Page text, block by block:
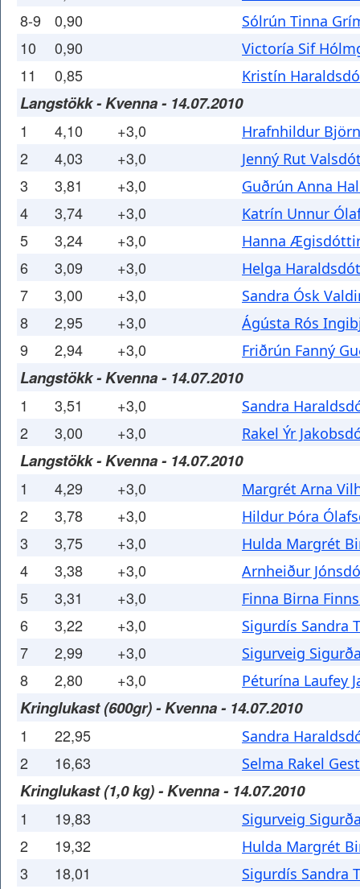
8-9 0,90 Sólrún Tinna
10 0,90 Victoría Sif
11 0,85 Kristín
Langstökk - Kvenna - 14.07.2010
1 4,10 +3,0 Hrafnhildur
2 4,03 +3,0 Jenný Rut
3 3,81 +3,0 Guðrún Anna
4 3,74 +3,0 Katrín Unnur
5 3,24 +3,0 Hanna
6 3,09 +3,0 Helga
7 3,00 +3,0 Sandra Ósk
8 2,95 +3,0 Ágústa Rós
9 2,94 +3,0 Friðrún Fanný
Langstökk - Kvenna - 14.07.2010
1 3,51 +3,0 Sandra
2 3,00 +3,0 Rakel Ýr
Langstökk - Kvenna - 14.07.2010
1 4,29 +3,0 Margrét Arna
2 3,78 +3,0 Hildur Þóra
3 3,75 +3,0 Hulda Margrét
4 3,38 +3,0 Arnheiður
5 3,31 +3,0 Finna Birna
6 3,22 +3,0 Sigurdís Sandra
7 2,99 +3,0 Sigurveig
8 2,80 +3,0 Péturína Laufey
Kringlukast (600gr) - Kvenna - 14.07.2010
1 22,95 Sandra
2 16,63 Selma Rakel
Kringlukast (1,0 kg) - Kvenna - 14.07.2010
1 19,83 Sigurveig
2 19,32 Hulda Margrét
3 18,01 Sigurdís Sandra